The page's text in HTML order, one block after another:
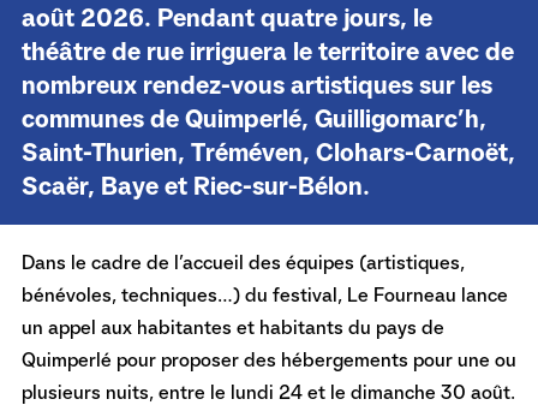
août 2026. Pendant quatre jours, le
théâtre de rue irriguera le territoire avec de
nombreux rendez-vous artistiques sur les
communes de Quimperlé, Guilligomarc’h,
Saint-Thurien, Tréméven, Clohars-Carnoët,
Scaër, Baye et Riec-sur-Bélon.
Dans le cadre de l’accueil des équipes (artistiques,
bénévoles, techniques…) du festival, Le Fourneau lance
un appel aux habitantes et habitants du pays de
Quimperlé pour proposer des hébergements pour une ou
plusieurs nuits, entre le lundi 24 et le dimanche 30 août.